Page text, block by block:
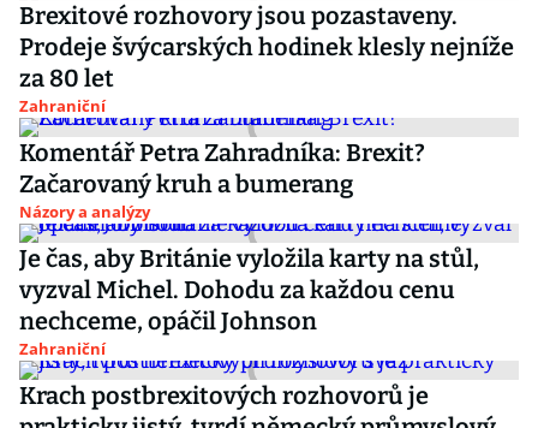
Brexitové rozhovory jsou pozastaveny.
Prodeje švýcarských hodinek klesly nejníže
za 80 let
Zahraniční
Komentář Petra Zahradníka: Brexit?
Začarovaný kruh a bumerang
Názory a analýzy
Je čas, aby Británie vyložila karty na stůl,
vyzval Michel. Dohodu za každou cenu
nechceme, opáčil Johnson
Zahraniční
Krach postbrexitových rozhovorů je